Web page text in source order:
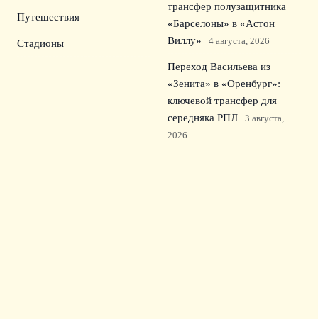
Путешествия
Стадионы
трансфер полузащитника
«Барселоны» в «Астон
Виллу»
4 августа, 2026
Переход Васильева из
«Зенита» в «Оренбург»:
ключевой трансфер для
середняка РПЛ
3 августа,
2026